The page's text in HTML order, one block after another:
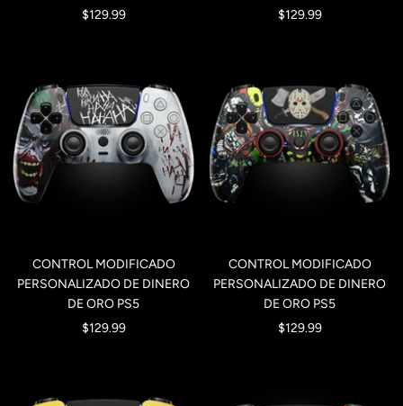
Precio
$129.99
Precio
$129.99
CONTROL MODIFICADO
PERSONALIZADO DE DINERO
DE ORO PS5
Precio
$129.99
CONTROL MODIFICADO
PERSONALIZADO DE DINERO
DE ORO PS5
Precio
$129.99